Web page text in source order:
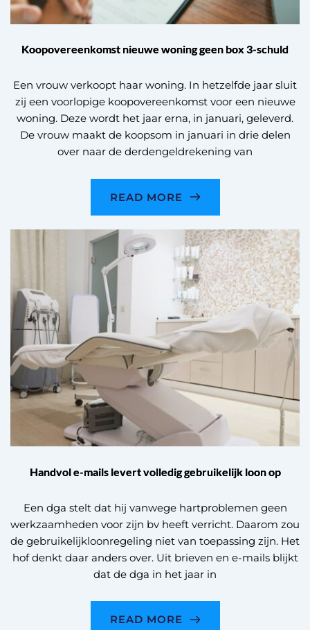
Koopovereenkomst nieuwe woning geen box 3-schuld
Een vrouw verkoopt haar woning. In hetzelfde jaar sluit
zij een voorlopige koopovereenkomst voor een nieuwe
woning. Deze wordt het jaar erna, in januari, geleverd.
De vrouw maakt de koopsom in januari in drie delen
over naar de derdengeldrekening van
READ MORE
Handvol e-mails levert volledig gebruikelijk loon op
Een dga stelt dat hij vanwege hartproblemen geen
werkzaamheden voor zijn bv heeft verricht. Daarom zou
de gebruikelijkloonregeling niet van toepassing zijn. Het
hof denkt daar anders over. Uit brieven en e-mails blijkt
dat de dga in het jaar in
READ MORE